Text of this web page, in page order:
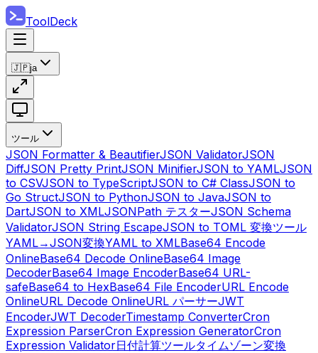
ToolDeck
🇯🇵ja
ツール
JSON Formatter & BeautifierJSON ValidatorJSON
DiffJSON Pretty PrintJSON MinifierJSON to YAMLJSON
to CSVJSON to TypeScriptJSON to C# ClassJSON to
Go StructJSON to PythonJSON to JavaJSON to
DartJSON to XMLJSONPath テスターJSON Schema
ValidatorJSON String EscapeJSON to TOML 変換ツール
YAML→JSON変換YAML to XMLBase64 Encode
OnlineBase64 Decode OnlineBase64 Image
DecoderBase64 Image EncoderBase64 URL-
safeBase64 to HexBase64 File EncoderURL Encode
OnlineURL Decode OnlineURL パーサーJWT
EncoderJWT DecoderTimestamp ConverterCron
Expression ParserCron Expression GeneratorCron
Expression Validator日付計算ツールタイムゾーン変換